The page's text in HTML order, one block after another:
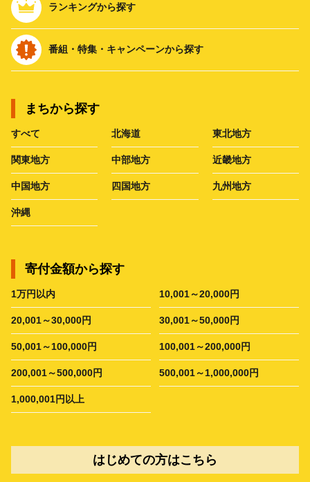
ランキングから探す
番組・特集・キャンペーンから探す
まちから探す
すべて 北海道 東北地方
関東地方 中部地方 近畿地方
中国地方 四国地方 九州地方
沖縄
寄付金額から探す
1万円以内 10,001～20,000円
20,001～30,000円 30,001～50,000円
50,001～100,000円 100,001～200,000円
200,001～500,000円 500,001～1,000,000円
1,000,001円以上
はじめての方はこちら